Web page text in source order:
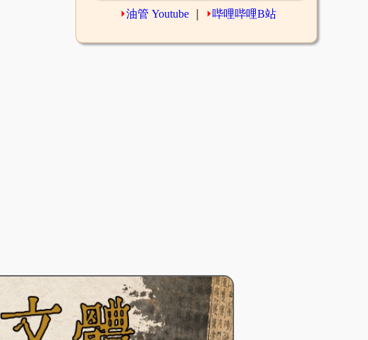
⏵油管 Youtube ⏵哔哩哔哩B站